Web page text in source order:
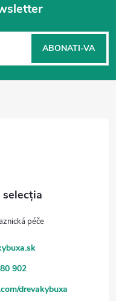
ABONATI-VA
902
drevakybuxa